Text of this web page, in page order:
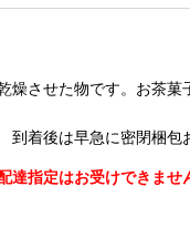
燥させた物です。お茶
着後は早急に密閉梱包
指定はお受けできませ